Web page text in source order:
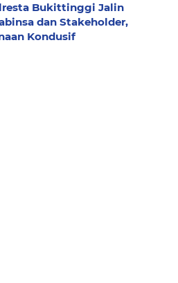
Bukittinggi Jalin
dan Stakeholder,
Kondusif